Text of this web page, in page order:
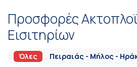
Προσφορές
Εισιτηρίων
Όλες Πειραιάς - Μήλος -